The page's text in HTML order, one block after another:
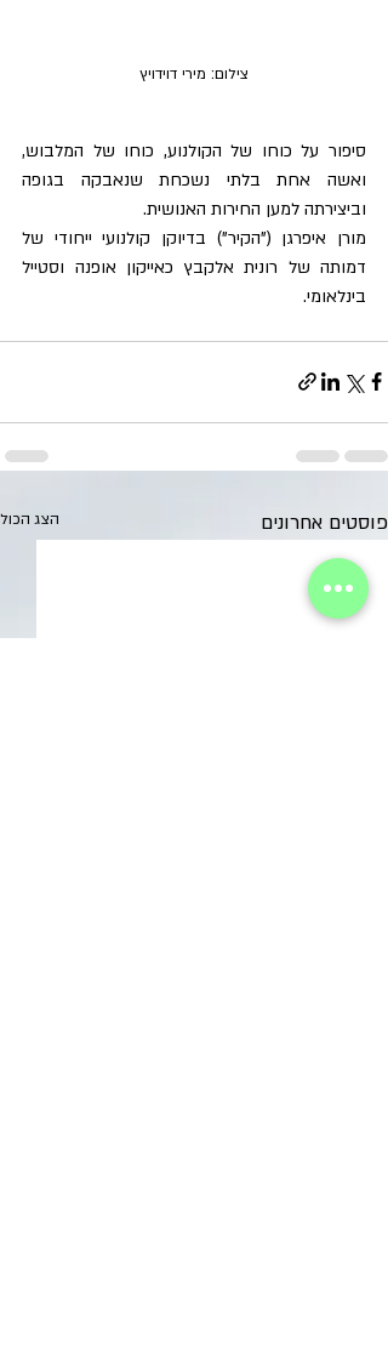
צילום: מירי דוידויץ
וביצירתה למען החירות האנושית.
בינלאומי.
פוסטים אחרונים הצג הכול